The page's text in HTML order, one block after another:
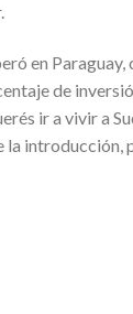
en
de
ir a vivir a
introducción,